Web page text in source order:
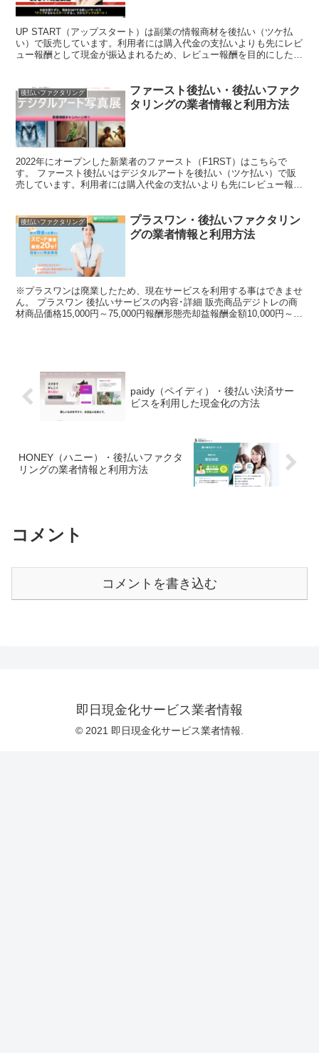
UP START（アップスタート）は副業の情報商材を後払い（ツケ払
い）で販売しています。利用者には購入代金の支払いよりも先にレビ
ュー報酬として現金が振込まれるため、レビュー報酬を目的にした利
後払いファクタリング
ファースト後払い・後払いファク
タリングの業者情報と利用方法
2022年にオープンした新業者のファースト（F1RST）はこちらで
す。 ファースト後払いはデジタルアートを後払い（ツケ払い）で販
売しています。利用者には購入代金の支払いよりも先にレビュー報酬
後払いファクタリング
プラスワン・後払いファクタリン
グの業者情報と利用方法
※プラスワンは廃業したため、現在サービスを利用する事はできませ
ん。 プラスワン 後払いサービスの内容･詳細 販売商品デジトレの商
材商品価格15,000円～75,000円報酬形態売却益報酬金額10,000円～
paidy（ペイディ）・後払い決済サー
ビスを利用した現金化の方法
HONEY（ハニー）・後払いファクタ
リングの業者情報と利用方法
コメント
コメントを書き込む
即日現金化サービス業者情報
© 2021 即日現金化サービス業者情報.